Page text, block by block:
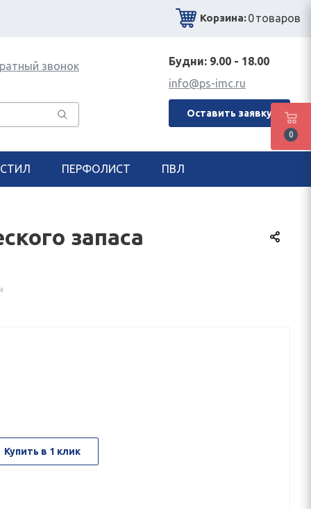
Корзина:0товаров
звонок
Будни: 9.00 - 18.00
info@ps-imc.ru
Оставить заявку
ПЕРФОЛИСТ ПВЛ
запаса
Купить в 1 клик
0